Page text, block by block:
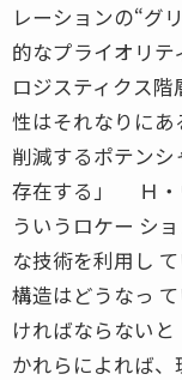
レーションの“グ
的なプライオリテ
ロジスティクス
性はそれなりに
削減するポテン
存在する」 Ｈ・
ういうロケー シ
な技術を利用し
構造はどうなっ
ければならないと
かれらによれば、